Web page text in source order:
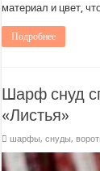
материал и цвет,
Подробнее
Шарф снуд
«Листья»
шарфы, снуды,